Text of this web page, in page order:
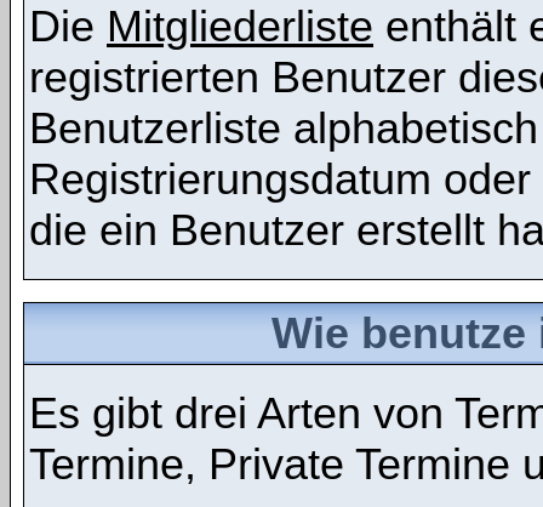
Die Mitgliederliste enthält
registrierten Benutzer
Benutzerliste
Registrierungsdatum
die ein Benutzer erstellt
Wie
Es gibt drei Arten von
Termine, Private Termine